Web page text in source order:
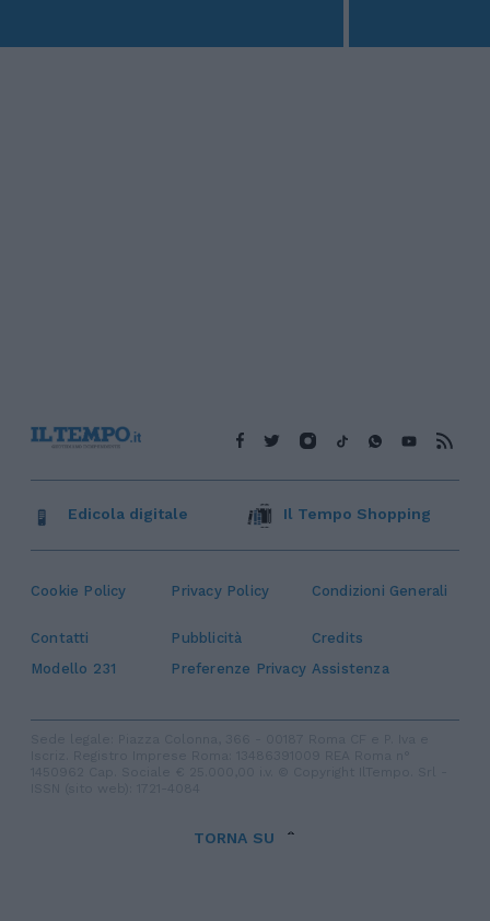
Cookie Policy Privacy Policy Condizioni Generali
Contatti Pubblicità
Credits
Modello 231
Preferenze Privacy Assistenza
Edicola digitale Il Tempo Shopping
TORNA SU